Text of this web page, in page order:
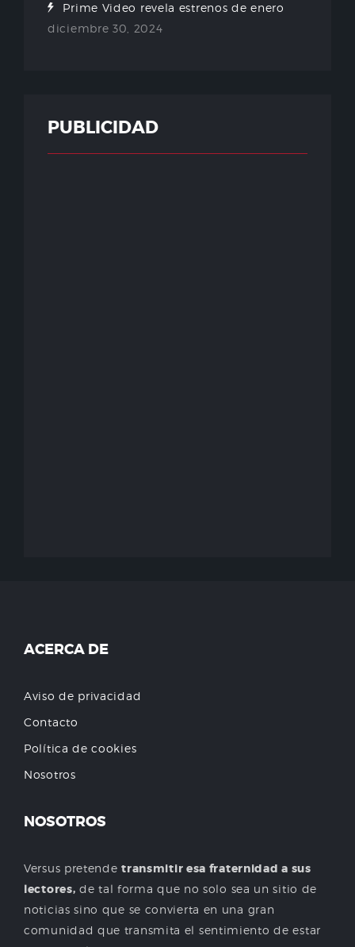
Prime Video revela estrenos de enero
diciembre 30, 2024
PUBLICIDAD
ACERCA DE
Aviso de privacidad
Contacto
Política de cookies
Nosotros
NOSOTROS
Versus pretendetransmitir esa fraternidad a sus
lectores, de tal forma que no solo sea un sitio de
noticias sino que se convierta en una gran
comunidad que transmita el sentimiento de estar